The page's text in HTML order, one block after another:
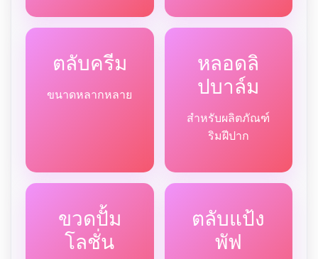
ตลับครีม
ขนาดหลากหลาย
หลอดลิ
ปบาล์ม
สำหรับผลิตภัณฑ์
ริมฝีปาก
ขวดปั้ม
โลชั่น
ตลับแป้ง
พัฟ